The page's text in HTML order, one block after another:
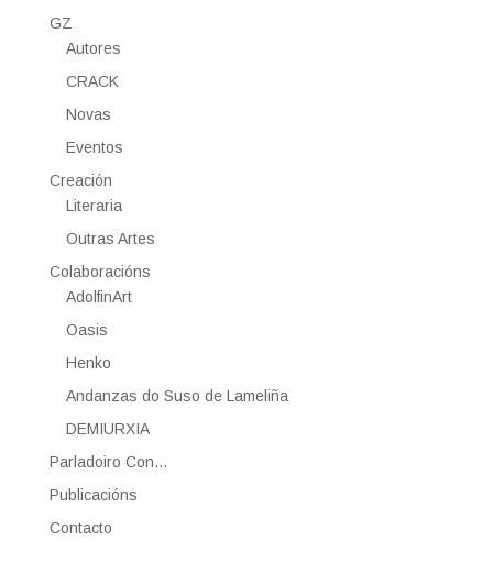
GZ
Autores
CRACK
Novas
Eventos
Creación
Literaria
Outras Artes
Colaboracións
AdolfinArt
Oasis
Henko
Andanzas do Suso de Lameliña
DEMIURXIA
Parladoiro Con…
Publicacións
Contacto